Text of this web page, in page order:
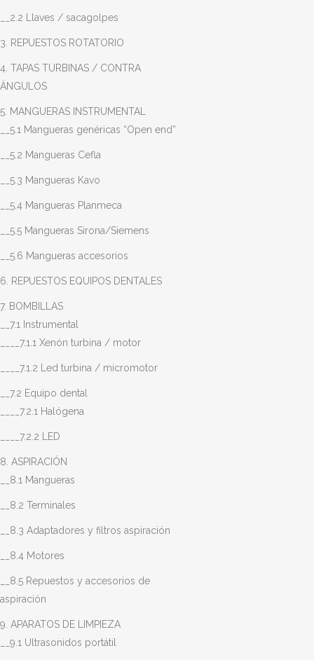
__2.2 Llaves / sacagolpes
3. REPUESTOS ROTATORIO
4. TAPAS TURBINAS / CONTRA
ÁNGULOS
5. MANGUERAS INSTRUMENTAL
__5.1 Mangueras genéricas “Open end”
__5.2 Mangueras Cefla
__5.3 Mangueras Kavo
__5.4 Mangueras Planmeca
__5.5 Mangueras Sirona/Siemens
__5.6 Mangueras accesorios
6. REPUESTOS EQUIPOS DENTALES
7. BOMBILLAS
__7.1 Instrumental
____7.1.1 Xenón turbina / motor
____7.1.2 Led turbina / micromotor
__7.2 Equipo dental
____7.2.1 Halógena
____7.2.2 LED
8. ASPIRACIÓN
__8.1 Mangueras
__8.2 Terminales
__8.3 Adaptadores y filtros aspiración
__8.4 Motores
__8.5 Repuestos y accesorios de
aspiración
9. APARATOS DE LIMPIEZA
__9.1 Ultrasonidos portátil